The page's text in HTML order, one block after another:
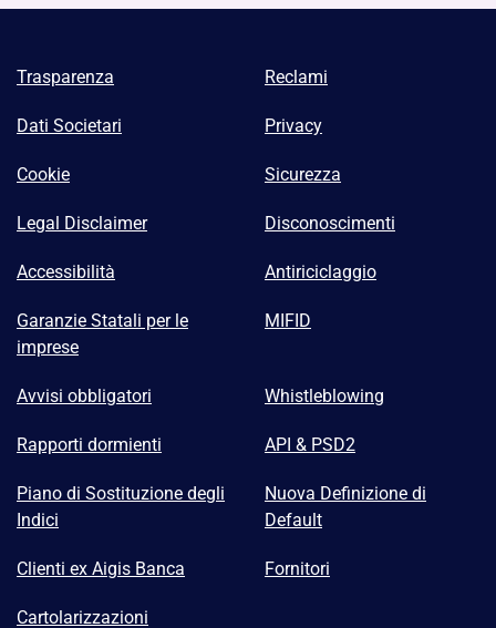
Trasparenza Reclami
Dati Societari Privacy
Cookie Sicurezza
Legal Disclaimer Disconoscimenti
Accessibilità Antiriciclaggio
Garanzie Statali per le
imprese
MIFID
Avvisi obbligatori Whistleblowing
Rapporti dormienti API & PSD2
Piano di Sostituzione degli
Indici
Nuova Definizione di
Default
Clienti ex Aigis Banca Fornitori
Cartolarizzazioni